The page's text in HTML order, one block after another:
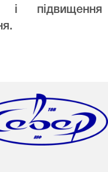
і підвищення